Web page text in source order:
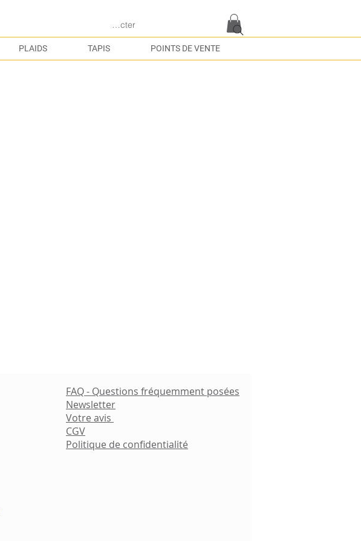
Se connecter
PLAIDS TAPIS POINTS DE VENTE
FAQ - Questions fréquemment posées
Newsletter
Votre avis
CGV
Politique de confidentialité